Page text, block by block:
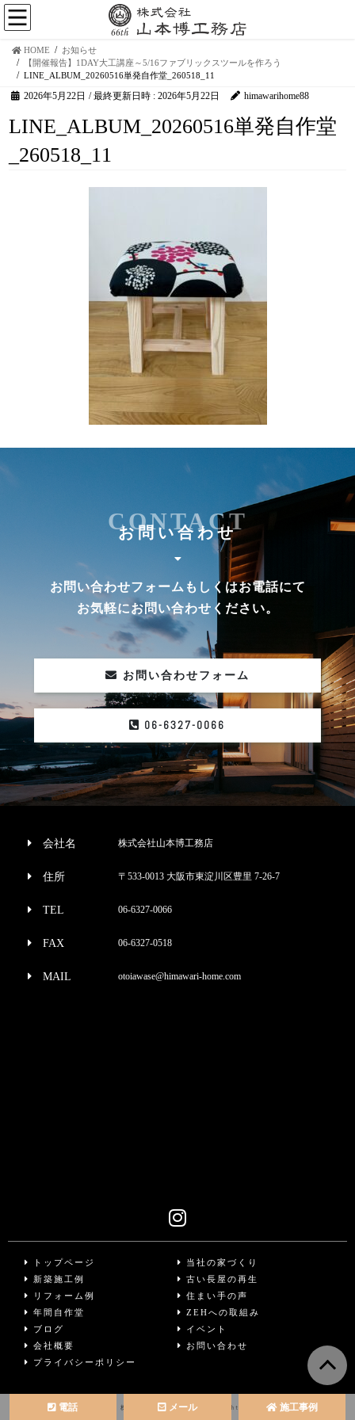
HOME
お知らせ
【開催報告】1DAY大工講座～5/16ファブリックスツールを作ろう
LINE_ALBUM_20260516単発自作堂_260518_11
2026年5月22日 / 最終更新日時 :2026年5月22日 himawarihome88
LINE_ALBUM_20260516単発自作堂
_260518_11
お問い合わせ
CONTACT
お問い合わせフォームもしくはお電話にて
お気軽にお問い合わせください。
お問い合わせフォーム
06-6327-0066
会社名 株式会社山本博工務店
住所 〒533-0013 大阪市東淀川区豊里 7-26-7
TEL 06-6327-0066
FAX 06-6327-0518
MAIL otoiawase@himawari-home.com
トップページ
当社の家づくり
新築施工例
古い長屋の再生
リフォーム例
住まい手の声
年間自作堂
ZEHへの取組み
ブログ
イベント
会社概要
お問い合わせ
プライバシーポリシー
電話 メール 施工事例
Copyright © 株式会社 山本博工務店 All Rights Reserved.